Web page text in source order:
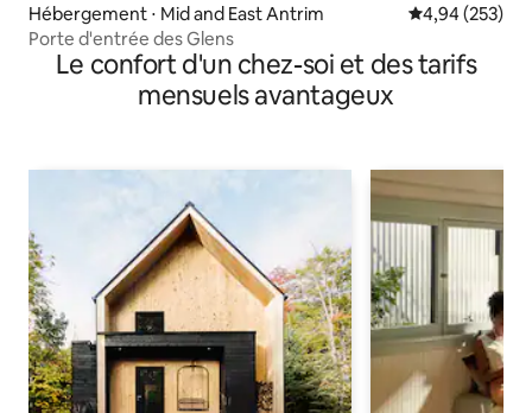
Hébergement ⋅ Mid and East Antrim Évaluation
4,94 (253)
Porte d'entrée des Glens
Le confort d'un chez-soi et des tarifs
mensuels avantageux